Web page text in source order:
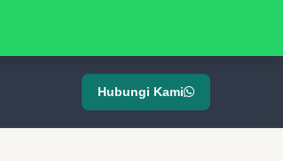
Hubungi Kami